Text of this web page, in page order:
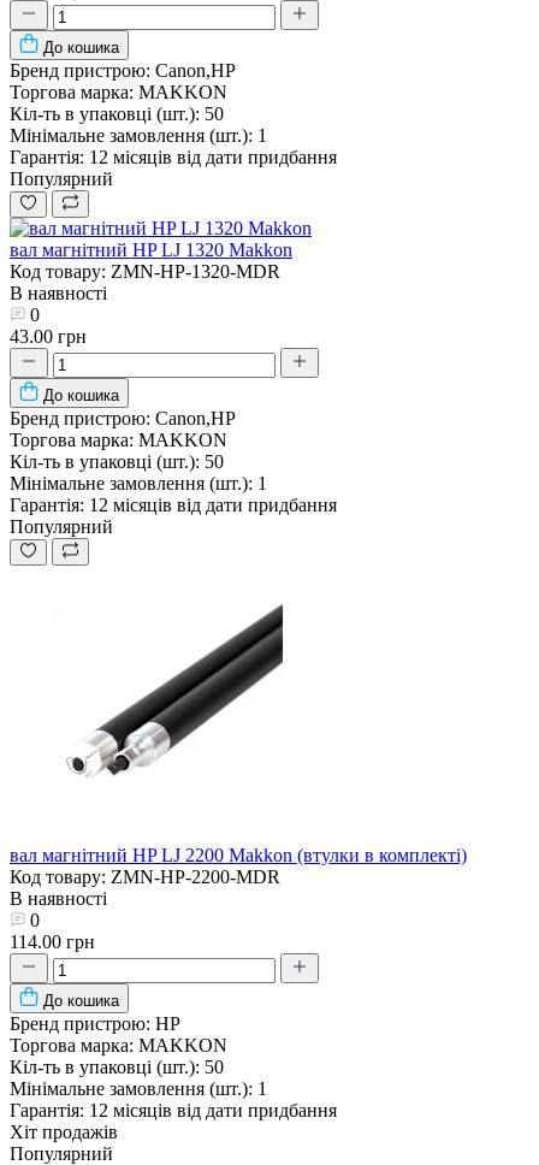
До кошика
Бренд пристрою: Canon,HP
Торгова марка: MAKKON
Кіл-ть в упаковці (шт.): 50
Мінімальне замовлення (шт.): 1
Гарантія: 12 місяців від дати придбання
Популярний
вал магнітний HP LJ 1320 Makkon
Код товару: ZMN-HP-1320-MDR
В наявності
0
43.00 грн
До кошика
Бренд пристрою: Canon,HP
Торгова марка: MAKKON
Кіл-ть в упаковці (шт.): 50
Мінімальне замовлення (шт.): 1
Гарантія: 12 місяців від дати придбання
Популярний
вал магнітний HP LJ 2200 Makkon (втулки в комплекті)
Код товару: ZMN-HP-2200-MDR
В наявності
0
114.00 грн
До кошика
Бренд пристрою: HP
Торгова марка: MAKKON
Кіл-ть в упаковці (шт.): 50
Мінімальне замовлення (шт.): 1
Гарантія: 12 місяців від дати придбання
Хіт продажів
Популярний